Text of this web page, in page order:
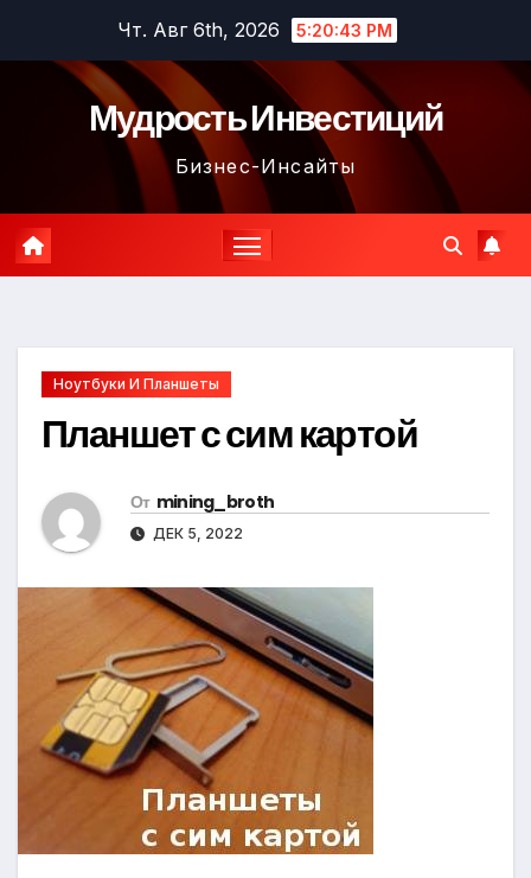
содержимому
Чт. Авг 6th, 2026 5:20:44 PM
Мудрость Инвестиций
Бизнес-Инсайты
Ноутбуки И Планшеты
Планшет с сим картой
От mining_broth
ДЕК 5, 2022